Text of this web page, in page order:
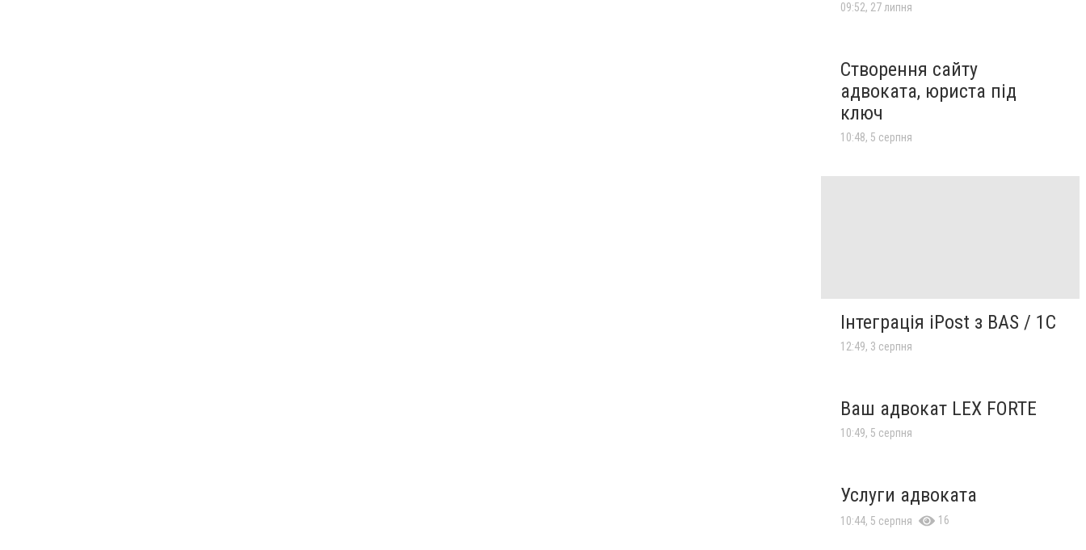
09:52, 27 липня
Створення сайту
адвоката, юриста під
ключ
10:48, 5 серпня
Інтеграція iPost з BAS / 1С
12:49, 3 серпня
Ваш адвокат LEX FORTE
10:49, 5 серпня
Услуги адвоката
10:44, 5 серпня 16